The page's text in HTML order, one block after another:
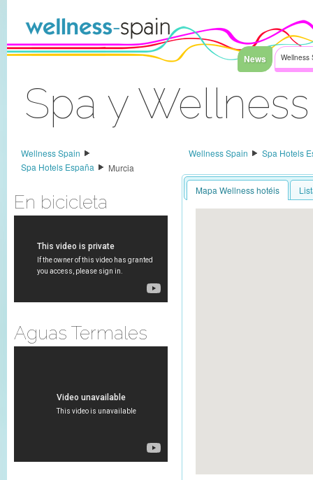
News Wellness
Spa y
Sinal Dentro
Wellness Spain
Spa Hotels España
Murcia
En bicicleta
Aguas Termales
Wellness Spain Spa Hotels
Mapa Wellness hotéis